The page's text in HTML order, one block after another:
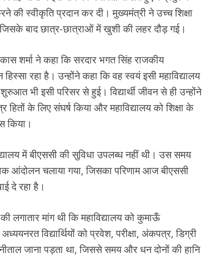
की स्वीकृति प्रदान कर दी। मुख्यमंत्री ने उच्च शिक्षा
जिसके बाद छात्र-छात्राओं में खुशी की लहर दौड़ गई।
शर्मा ने कहा कि सरदार भगत सिंह राजकीय
रहा है। उन्होंने कहा कि वह स्वयं इसी महाविद्यालय
भी इसी परिसर से हुई। विद्यार्थी जीवन से ही उन्होंने
हितों के लिए संघर्ष किया और महाविद्यालय को शिक्षा के
किया।
में बीएससी की सुविधा उपलब्ध नहीं थी। उस समय
आंदोलन चलाया गया, जिसका परिणाम आज बीएससी
दे रहा है।
लगातार मांग थी कि महाविद्यालय को कुमाऊँ
विद्यार्थियों को प्रवेश, परीक्षा, अंकपत्र, डिग्री
जाना पड़ता था, जिससे समय और धन दोनों की हानि